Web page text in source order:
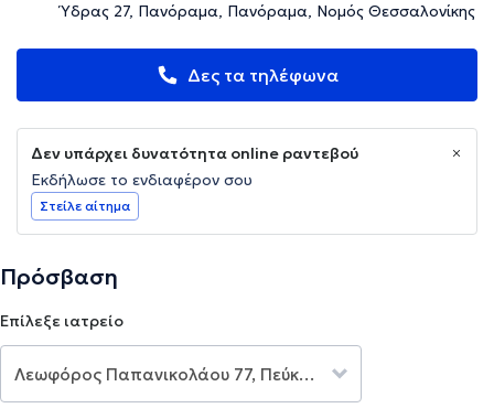
Ύδρας 27, Πανόραμα, Πανόραμα, Νομός Θεσσαλονίκης
Δες τα τηλέφωνα
Δεν υπάρχει δυνατότητα online ραντεβού
Εκδήλωσε το ενδιαφέρον σου
Στείλε αίτημα
Πρόσβαση
Επίλεξε ιατρείο